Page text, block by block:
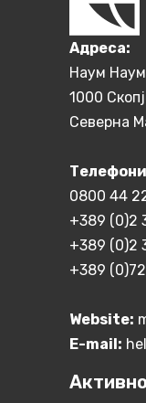
Aдреса:
Наум
1000
Северна
Телефони
0800 44
+389 (0)2
+389 (0)2
+389
Website:
E-mail: